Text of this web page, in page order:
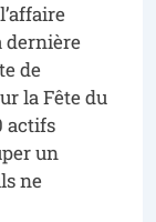
dernière
de
la Fête du
actifs
un
ne